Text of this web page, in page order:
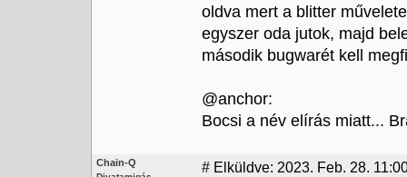
oldva mert a blitter
egyszer oda jutok, majd
második bugwarét kell
@anchor:
Bocsi a név elírás miatt...
Chain-Q # Elküldve: 2023. Feb. 28.